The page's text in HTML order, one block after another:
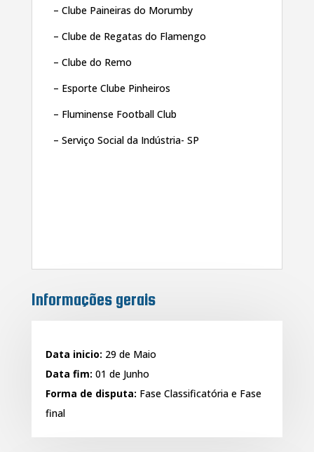
– Clube Paineiras do Morumby
– Clube de Regatas do Flamengo
– Clube do Remo
– Esporte Clube Pinheiros
– Fluminense Football Club
– Serviço Social da Indústria- SP
Informações gerais
Data inicio: 29 de Maio
Data fim: 01 de Junho
Forma de disputa: Fase Classificatória e Fase
final